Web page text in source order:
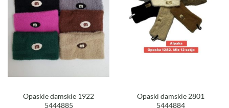
Opaskie damskie 1922
5444885
Opaski damskie 2801
5444884